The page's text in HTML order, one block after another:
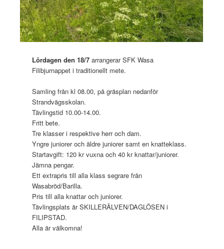
Lördagen den 18/7 arrangerar SFK Wasa
Filibjurnappet i traditionellt mete.
Samling från kl 08.00, på gräsplan nedanför
Strandvägsskolan.
Tävlingstid 10.00-14.00.
Fritt bete.
Tre klasser i respektive herr och dam.
Yngre juniorer och äldre juniorer samt en knatteklass.
Startavgift: 120 kr vuxna och 40 kr knattar/juniorer.
Jämna pengar.
Ett extrapris till alla klass segrare från
Wasabröd/Barilla.
Pris till alla knattar och juniorer.
Tävlingsplats är SKILLERÄLVEN/DAGLÖSEN i
FILIPSTAD.
Alla är välkomna!